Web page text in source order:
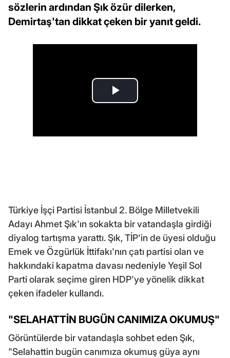
sözlerin ardından Şık özür dilerken,
Demirtaş'tan dikkat çeken bir yanıt geldi.
Türkiye İşçi Partisi İstanbul 2. Bölge Milletvekili
Adayı Ahmet Şık'ın sokakta bir vatandaşla girdiği
diyalog tartışma yarattı. Şık, TİP'in de üyesi olduğu
Emek ve Özgürlük İttifakı'nın çatı partisi olan ve
hakkındaki kapatma davası nedeniyle Yeşil Sol
Parti olarak seçime giren HDP'ye yönelik dikkat
çeken ifadeler kullandı.
"SELAHATTİN BUGÜN CANIMIZA OKUMUŞ"
Görüntülerde bir vatandaşla sohbet eden Şık,
"Selahattin bugün canımıza okumuş güya aynı